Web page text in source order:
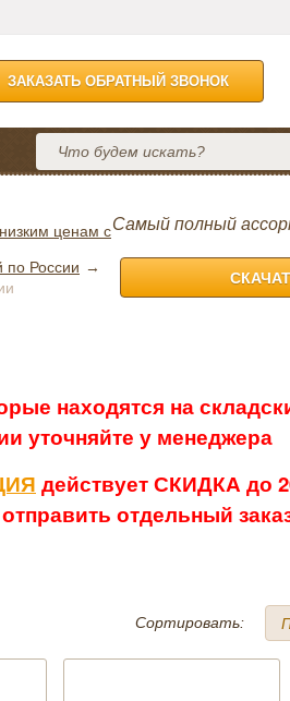
ЗАКАЗАТЬ ОБРАТНЫЙ ЗВОНОК
ценам с
по России
Самый полный
находятся на
уточняйте у менеджера
действует СКИДКА до
отдельный
Сортировать: